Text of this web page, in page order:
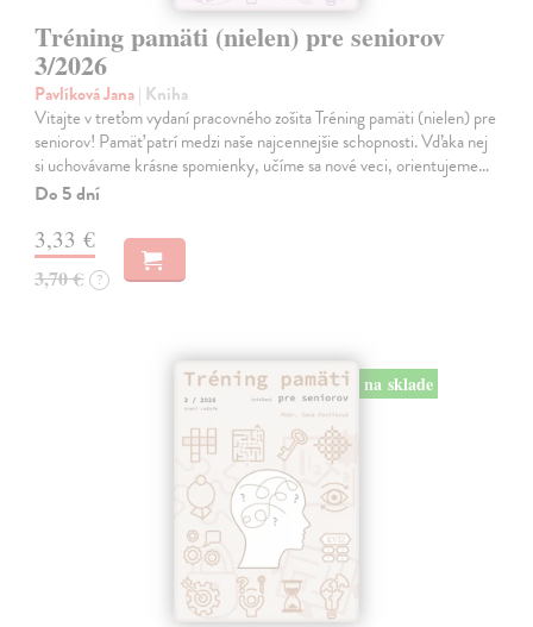
Tréning pamäti (nielen) pre seniorov
3/2026
Pavlíková Jana| Kniha
Vitajte v treťom vydaní pracovného zošita Tréning pamäti (nielen) pre
seniorov! Pamäť patrí medzi naše najcennejšie schopnosti. Vďaka nej
si uchovávame krásne spomienky, učíme sa nové veci, orientujeme…
Do 5 dní
3,33 €
3,70 € ?
na sklade